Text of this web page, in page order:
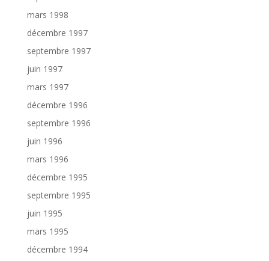
mars 1998
décembre 1997
septembre 1997
juin 1997
mars 1997
décembre 1996
septembre 1996
juin 1996
mars 1996
décembre 1995
septembre 1995
juin 1995
mars 1995
décembre 1994